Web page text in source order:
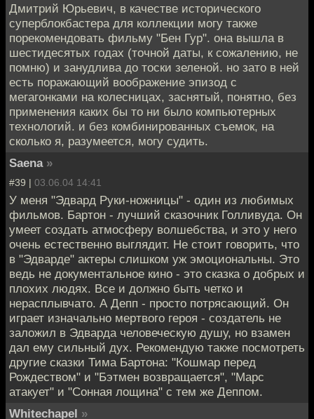
Дмитрий Юрьевич, в качестве исторического
суперблокбастера для коллекции могу также
порекомендовать фильму "Бен Гур". она вышла в
шестидесятых годах (точной даты, к сожалению, не
помню) и занудлива до тоски зеленой. но зато в ней
есть поражающий воображение эпизод с
мегагонками на колесницах, заснятый, понятно, без
применения каких бы то ни было компьютерных
технологий. и без комбинированных съемок, на
сколько я, разумеется, могу судить.
Saena »
#39 | 03.06.04 14:41
У меня "Эдвард Руки-ножницы" - один из любимых
фильмов. Бартон - лучший сказочник Голливуда. Он
умеет создать атмосферу волшебства, и это у него
очень естественно выглядит. Не стоит говорить, что
в "Эдварде" актеры слишком уж эмоциональны. Это
ведь не документальное кино - это сказка о добрых и
плохих людях. Все и должно быть четко и
нерасплывчато. А Депп - просто потрясающий. Он
играет изначально мертвого героя - создатель не
заложил в Эдварда человеческую душу, но взамен
дал ему сильный дух. Рекомендую также посмотреть
другие сказки Тима Бартона: "Кошмар перед
Рождеством" и "Бэтмен возвращается", "Марс
атакует" и "Сонная лощина" с тем же Деппом.
Whitechapel »